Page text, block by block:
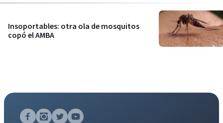
Insoportables: otra ola de mosquitos
copó el AMBA